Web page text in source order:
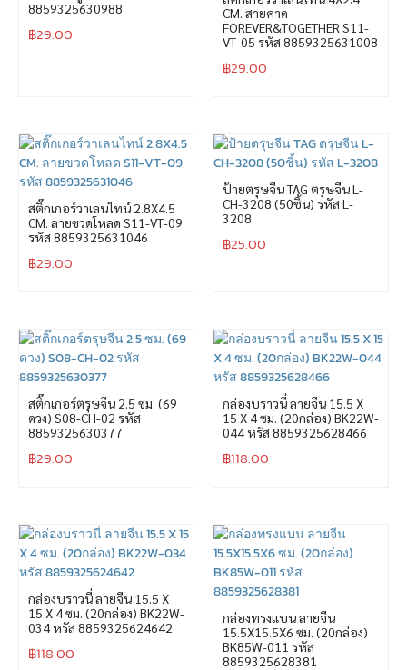
8859325630988
฿29.00
CM. สายคาด
FOREVER&TOGETHER S11-
VT-05 รหัส 8859325631008
฿29.00
สติ๊กเกอร์วาเลนไทน์ 2.8X4.5
CM. ลายขวดโหลด S11-VT-09
รหัส 8859325631046
฿29.00
ป้ายตรุษจีน TAG ตรุษจีน L-
CH-3208 (50ชิ้น) รหัส L-
3208
฿25.00
สติ๊กเกอร์ตรุษจีน 2.5 ซม. (69
ดวง) S08-CH-02 รหัส
8859325630377
฿29.00
กล่องบราวนี่ ลายจีน 15.5 X
15 X 4 ซม. (20กล่อง) BK22W-
044 หรัส 8859325628466
฿118.00
กล่องบราวนี่ ลายจีน 15.5 X
15 X 4 ซม. (20กล่อง) BK22W-
034 หรัส 8859325624642
฿118.00
กล่องทรงแบน ลายจีน
15.5X15.5X6 ซม. (20กล่อง)
BK85W-011 รหัส
8859325628381